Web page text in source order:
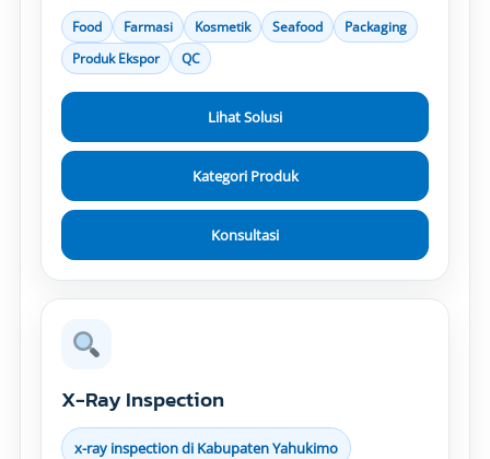
Food Farmasi Kosmetik Seafood
Packaging
Produk Ekspor
QC
Lihat Solusi
Kategori Produk
Konsultasi
X-Ray Inspection
x-ray inspection di Kabupaten Yahukimo